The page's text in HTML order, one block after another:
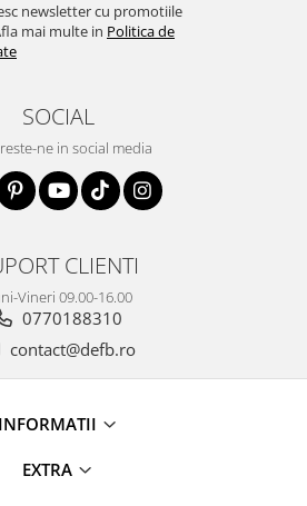
newsletter cu promotiile
mai multe in Politica de
SOCIAL
ne in social media
CLIENTI
Vineri 09.00-16.00
0770188310
contact@defb.ro
INFORMATII
EXTRA